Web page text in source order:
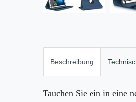
Beschreibung
Tauchen Sie ein in eine